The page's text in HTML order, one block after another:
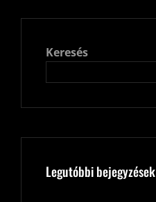
Keresés
Legutóbbi bejegyzések